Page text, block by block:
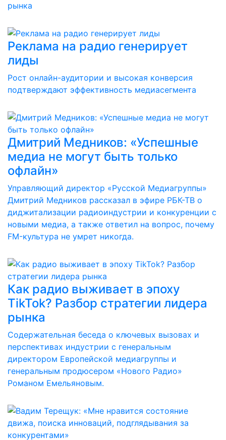
рынка
Реклама на радио генерирует
лиды
Рост онлайн-аудитории и высокая конверсия
подтверждают эффективность медиасегмента
Дмитрий Медников: «Успешные
медиа не могут быть только
офлайн»
Управляющий директор «Русской Медиагруппы»
Дмитрий Медников рассказал в эфире РБК-ТВ о
диджитализации радиоиндустрии и конкуренции с
новыми медиа, а также ответил на вопрос, почему
FM-культура не умрет никогда.
Как радио выживает в эпоху
TikTok? Разбор стратегии лидера
рынка
Содержательная беседа о ключевых вызовах и
перспективах индустрии с генеральным
директором Европейской медиагруппы и
генеральным продюсером «Нового Радио»
Романом Емельяновым.